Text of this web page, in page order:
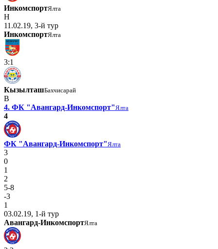
ИнкомспортЯлта
Н
11.02.19, 3-й тур
ИнкомспортЯлта
3:1
КызылташБахчисарай
В
4. ФК "Авангард-Инкомспорт" Ялта
4
ФК "Авангард-Инкомспорт" Ялта
3
0
1
2
5-8
-3
1
03.02.19, 1-й тур
Авангард-ИнкомспортЯлта